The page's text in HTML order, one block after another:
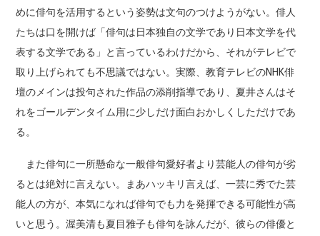
めに俳句を活用するという姿勢は文句のつけようがない。俳人
たちは口を開けば「俳句は日本独自の文学であり日本文学を代
表する文学である」と言っているわけだから、それがテレビで
取り上げられても不思議ではない。実際、教育テレビのNHK俳
壇のメインは投句された作品の添削指導であり、夏井さんはそ
れをゴールデンタイム用に少しだけ面白おかしくしただけであ
る。
また俳句に一所懸命な一般俳句愛好者より芸能人の俳句が劣
るとは絶対に言えない。まあハッキリ言えば、一芸に秀でた芸
能人の方が、本気になれば俳句でも力を発揮できる可能性が高
いと思う。渥美清も夏目雅子も俳句を詠んだが、彼らの俳優と